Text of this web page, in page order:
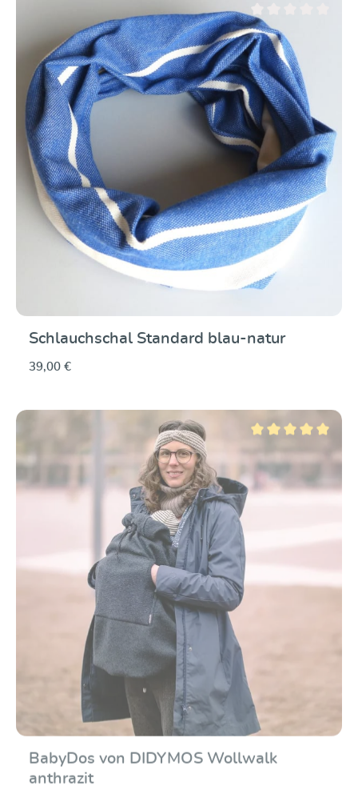
Durchschnittliche
Schlauchschal Standard blau-natur
39,00 €
BabyDos von DIDYMOS Wollwalk
anthrazit